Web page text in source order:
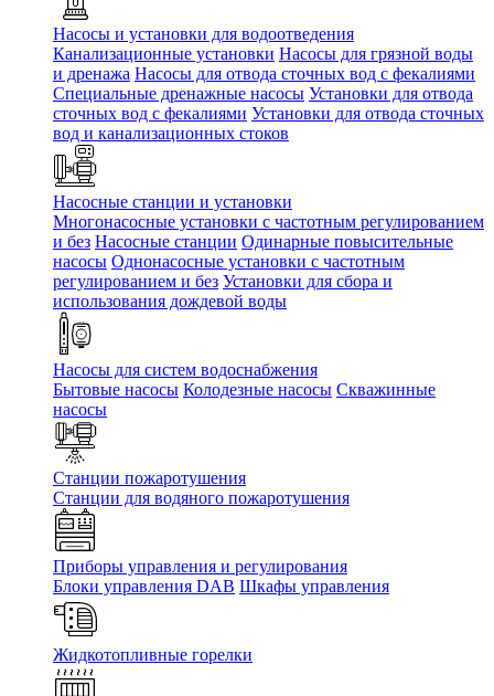
Насосы и установки для водоотведения
Канализационные установки Насосы для грязной воды
и дренажа Насосы для отвода сточных вод c фекалиями
Специальные дренажные насосы Установки для отвода
сточных вод c фекалиями Установки для отвода сточных
вод и канализационных стоков
Насосные станции и установки
Многонасосные установки с частотным регулированием
и без Насосные станции Одинарные повысительные
насосы Однонасосные установки с частотным
регулированием и без Установки для сбора и
использования дождевой воды
Насосы для систем водоснабжения
Бытовые насосы Колодезные насосы Скважинные
насосы
Станции пожаротушения
Станции для водяного пожаротушения
Приборы управления и регулирования
Блоки управления DAB Шкафы управления
Жидкотопливные горелки